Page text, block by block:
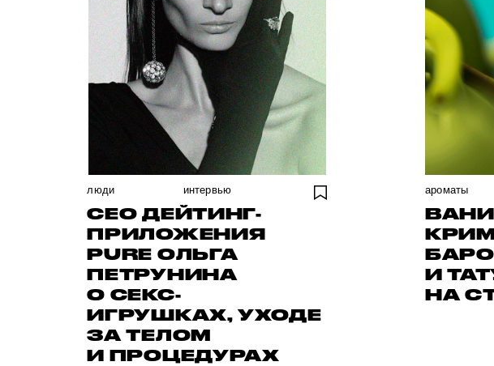
люди интервью
CEO ДЕЙТИНГ-
ПРИЛОЖЕНИЯ
PURE ОЛЬГА
ПЕТРУНИНА
О СЕКС-
ИГРУШКАХ, УХОДЕ
ЗА ТЕЛОМ
И ПРОЦЕДУРАХ
ароматы
И
НА